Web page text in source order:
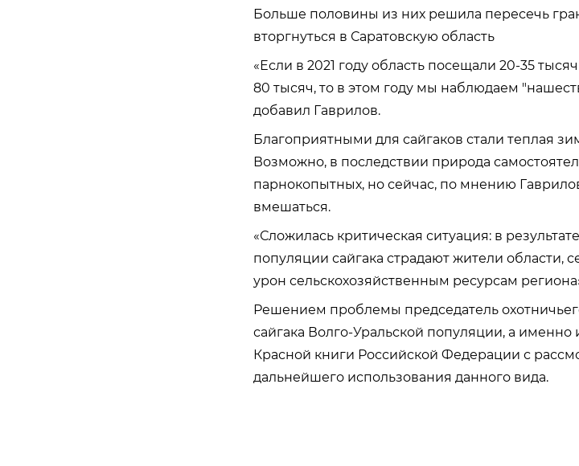
Больше половины из них решила пересечь
вторгнуться в Саратовскую область
«Если в 2021 году область посещали 20-35
80 тысяч, то в этом году мы наблюдаем
добавил Гаврилов.
Благоприятными для сайгаков стали теплая
Возможно, в последствии природа
парнокопытных, но сейчас, по мнению
вмешаться.
«Сложилась критическая ситуация: в
популяции сайгака страдают жители области,
урон сельскохозяйственным ресурсам
Решением проблемы председатель
сайгака Волго-Уральской популяции, а
Красной книги Российской Федерации с
дальнейшего использования данного вида.